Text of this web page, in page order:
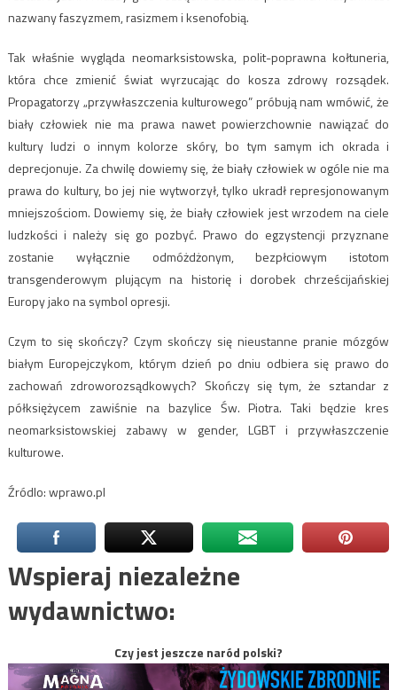
nazwany faszyzmem, rasizmem i ksenofobią.
Tak właśnie wygląda neomarksistowska, polit-poprawna kołtuneria,
która chce zmienić świat wyrzucając do kosza zdrowy rozsądek.
Propagatorzy „przywłaszczenia kulturowego” próbują nam wmówić, że
biały człowiek nie ma prawa nawet powierzchownie nawiązać do
kultury ludzi o innym kolorze skóry, bo tym samym ich okrada i
deprecjonuje. Za chwilę dowiemy się, że biały człowiek w ogóle nie ma
prawa do kultury, bo jej nie wytworzył, tylko ukradł represjonowanym
mniejszościom. Dowiemy się, że biały człowiek jest wrzodem na ciele
ludzkości i należy się go pozbyć. Prawo do egzystencji przyznane
zostanie wyłącznie odmóżdżonym, bezpłciowym istotom
transgenderowym plującym na historię i dorobek chrześcijańskiej
Europy jako na symbol opresji.
Czym to się skończy? Czym skończy się nieustanne pranie mózgów
białym Europejczykom, którym dzień po dniu odbiera się prawo do
zachowań zdroworozsądkowych? Skończy się tym, że sztandar z
półksiężycem zawiśnie na bazylice Św. Piotra. Taki będzie kres
neomarksistowskiej zabawy w gender, LGBT i przywłaszczenie
kulturowe.
Źródlo: wprawo.pl
Wspieraj niezależne
wydawnictwo:
Czy jest jeszcze naród polski?